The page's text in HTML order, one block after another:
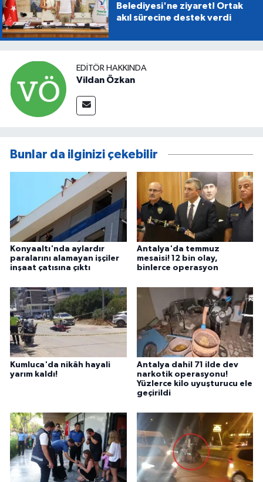
Belediyesi'ne ziyaret! Ortak
akıl sürecine destek verdi
EDITÖR HAKKINDA
Vildan Özkan
Bunlar da ilginizi çekebilir
Konyaaltı'nda aylardır
paralarını alamayan işçiler
inşaat çatısına çıktı
Antalya'da temmuz
mesaisi! 12 bin olay,
binlerce operasyon
Kumluca'da nikâh hayali
yarım kaldı!
Antalya dahil 71 ilde dev
narkotik operasyonu!
Yüzlerce kilo uyuşturucu ele
geçirildi